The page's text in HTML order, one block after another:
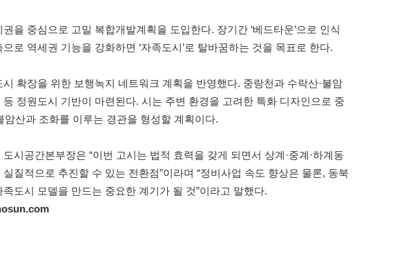
을 중심으로 고밀 복합개발계획을 도입한다. 장기간 ‘베드타운’으로 인식
로 역세권 기능을 강화하면 ‘자족도시’로 탈바꿈하는 것을 목표로 한다.
시 확장을 위한 보행녹지 네트워크 계획을 반영했다. 중랑천과 수락산·불암
정원도시 기반이 마련된다. 시는 주변 환경을 고려한 특화 디자인으로 중
암산과 조화를 이루는 경관을 형성할 계획이다.
시공간본부장은 “이번 고시는 법적 효력을 갖게 되면서 상계·중계·하계동
질적으로 추진할 수 있는 전환점”이라며 “정비사업 속도 향상은 물론, 동북
족도시 모델을 만드는 중요한 계기가 될 것”이라고 말했다.